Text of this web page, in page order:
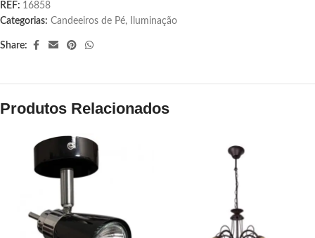
REF: 16858
Categorias: Candeeiros de Pé, Iluminação
Share:
Produtos Relacionados